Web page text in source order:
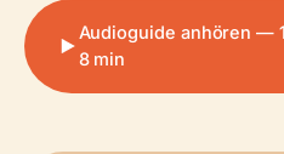
Audioguide anhören —
8 min